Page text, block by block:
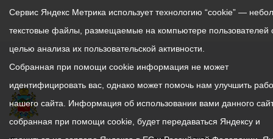
Сервис Яндекс Метрика использует технологию “cookie” —
текстовые файлы, размещаемые на компьютере пользователей
целью анализа их пользовательской активности.
Собранная при помощи cookie информация не может
идентифицировать вас, однако может помочь нам улучшить
нашего сайта. Информация об использовании вами данного
собранная при помощи cookie, будет передаваться Яндексу и